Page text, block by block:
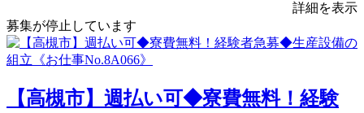
詳細を表示
募集が停止しています
【高槻市】週払い可◆寮費無料！経験